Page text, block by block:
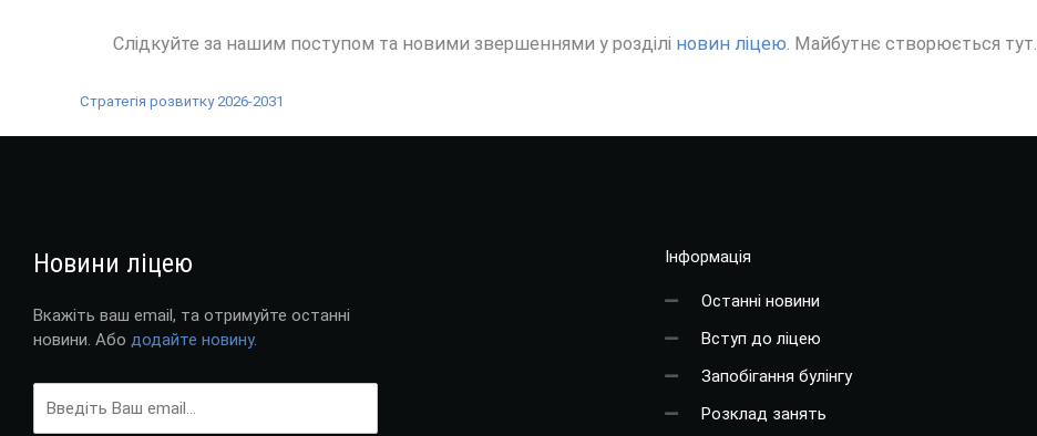
Слідкуйте за нашим поступом та новими звершеннями у розділі новин ліцею. Майбутнє створюється тут.
Стратегія розвитку 2026-2031
Новини ліцею
Вкажіть ваш email, та отримуйте останні
новини. Або додайте новину.
Інформація
Останні новини
Вступ до ліцею
Запобігання булінгу
Розклад занять